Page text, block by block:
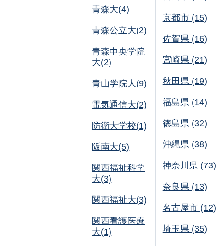
青森大(4)
青森公立大(2)
青森中央学院
大(2)
青山学院大(9)
電気通信大(2)
防衛大学校(1)
阪南大(5)
関西福祉科学
大(3)
関西福祉大(3)
関西看護医療
大(1)
京都市 (15)
佐賀県 (16)
宮崎県 (21)
秋田県 (19)
福島県 (14)
徳島県 (32)
沖縄県 (38)
神奈川県 (73)
奈良県 (13)
名古屋市 (12)
埼玉県 (35)